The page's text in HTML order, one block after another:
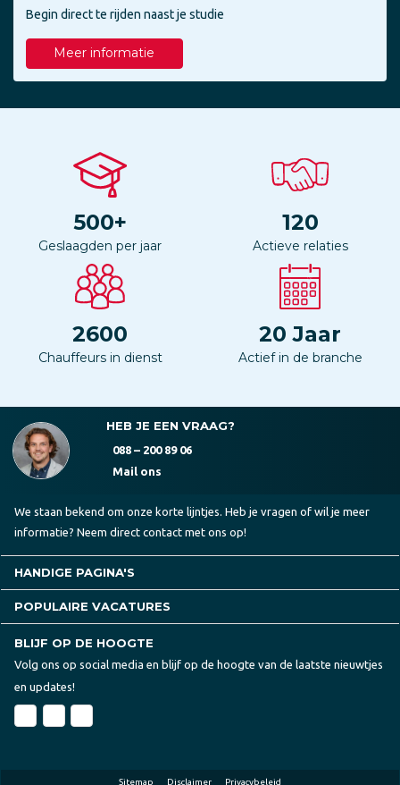
Begin direct te rijden naast je studie
Meer informatie
500+
Geslaagden per jaar
120
Actieve relaties
2600
Chauffeurs in dienst
20 Jaar
Actief in de branche
HEB JE EEN VRAAG?
088 – 200 89 06
Mail ons
We staan bekend om onze korte lijntjes. Heb je vragen of wil je meer
informatie? Neem direct contact met ons op!
HANDIGE PAGINA'S
POPULAIRE VACATURES
BLIJF OP DE HOOGTE
Volg ons op social media en blijf op de hoogte van de laatste nieuwtjes
en updates!
Sitemap Disclaimer Privacybeleid